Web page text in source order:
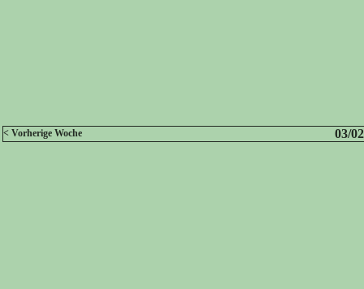
< Vorherige Woche 03/